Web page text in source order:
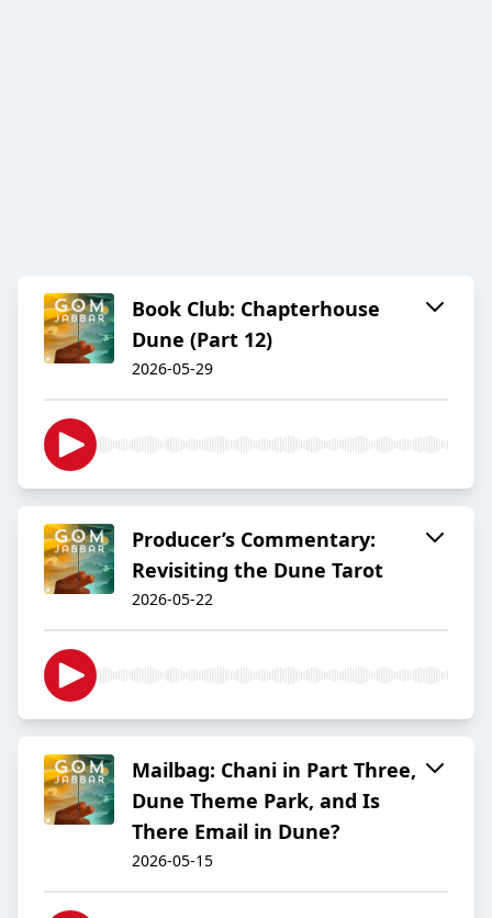
Book Club: Chapterhouse
Dune (Part 12)
2026-05-29
Producer’s Commentary:
Revisiting the Dune Tarot
2026-05-22
Mailbag: Chani in Part Three,
Dune Theme Park, and Is
There Email in Dune?
2026-05-15